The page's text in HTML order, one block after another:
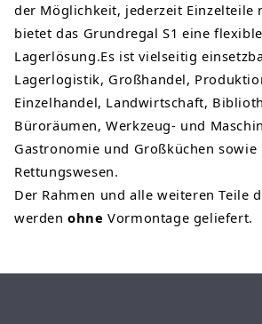
der Möglichkeit, jederzeit Einzelteile
bietet das Grundregal S1 eine
Lagerlösung.Es ist vielseitig
Lagerlogistik, Großhandel,
Einzelhandel, Landwirtschaft,
Büroräumen, Werkzeug- und
Gastronomie und Großküchen
Rettungswesen.
Der Rahmen und alle weiteren Teile
werdenohne Vormontage geliefert.